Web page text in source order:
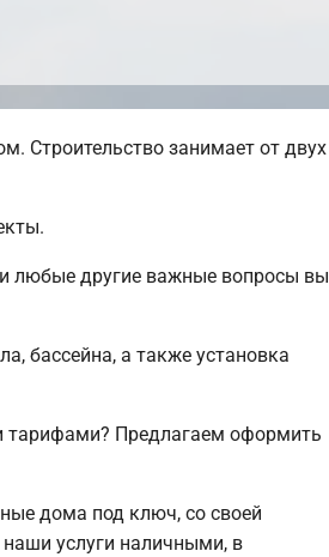
Строительство занимает от двух
любые другие важные вопросы вы
бассейна, а также установка
тарифами? Предлагаем оформить
дома под ключ, со своей
услуги наличными, в